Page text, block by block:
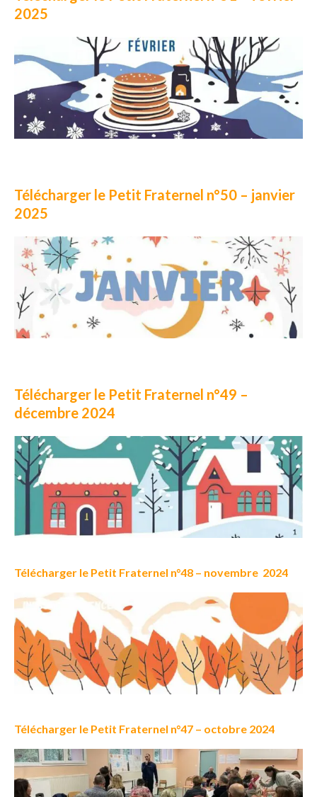
2025
Télécharger le Petit Fraternel n°50 – janvier
2025
Télécharger le Petit Fraternel n°49 –
décembre 2024
Télécharger le Petit Fraternel n°48 – novembre 2024
Télécharger le Petit Fraternel n°47 – octobre 2024